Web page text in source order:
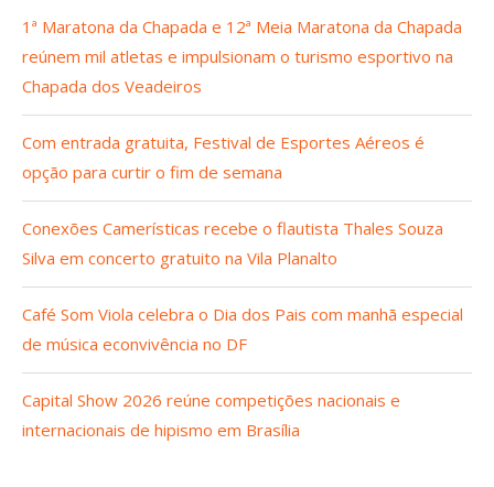
1ª Maratona da Chapada e 12ª Meia Maratona da Chapada
reúnem mil atletas e impulsionam o turismo esportivo na
Chapada dos Veadeiros
Com entrada gratuita, Festival de Esportes Aéreos é
opção para curtir o fim de semana
Conexões Camerísticas recebe o flautista Thales Souza
Silva em concerto gratuito na Vila Planalto
Café Som Viola celebra o Dia dos Pais com manhã especial
de música econvivência no DF
Capital Show 2026 reúne competições nacionais e
internacionais de hipismo em Brasília